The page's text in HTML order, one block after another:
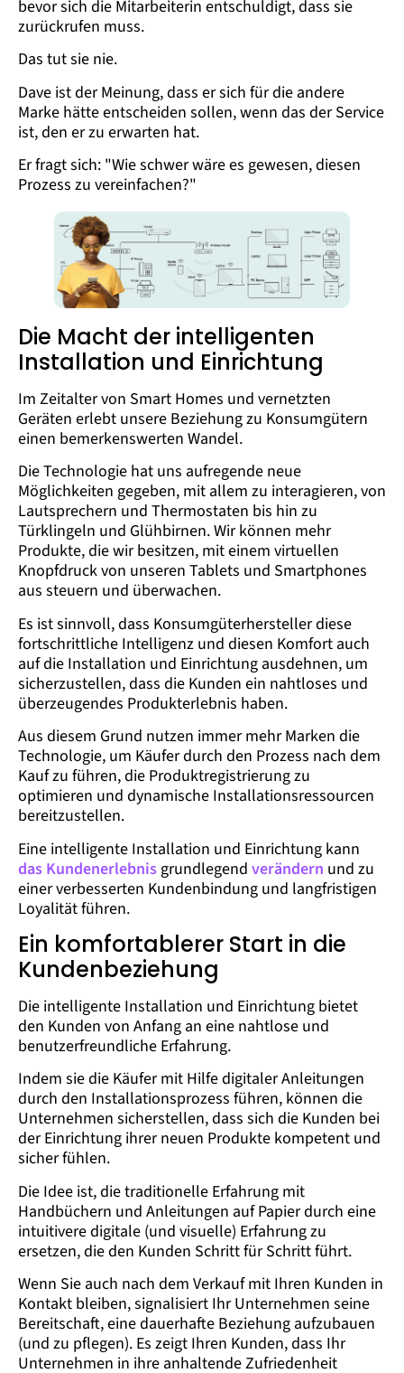
bevor sich die Mitarbeiterin entschuldigt, dass sie
zurückrufen muss.
Das tut sie nie.
Dave ist der Meinung, dass er sich für die andere
Marke hätte entscheiden sollen, wenn das der Service
ist, den er zu erwarten hat.
Er fragt sich: "Wie schwer wäre es gewesen, diesen
Prozess zu vereinfachen?"
Die Macht der intelligenten
Installation und Einrichtung
Im Zeitalter von Smart Homes und vernetzten
Geräten erlebt unsere Beziehung zu Konsumgütern
einen bemerkenswerten Wandel.
Die Technologie hat uns aufregende neue
Möglichkeiten gegeben, mit allem zu interagieren, von
Lautsprechern und Thermostaten bis hin zu
Türklingeln und Glühbirnen. Wir können mehr
Produkte, die wir besitzen, mit einem virtuellen
Knopfdruck von unseren Tablets und Smartphones
aus steuern und überwachen.
Es ist sinnvoll, dass Konsumgüterhersteller diese
fortschrittliche Intelligenz und diesen Komfort auch
auf die Installation und Einrichtung ausdehnen, um
sicherzustellen, dass die Kunden ein nahtloses und
überzeugendes Produkterlebnis haben.
Aus diesem Grund nutzen immer mehr Marken die
Technologie, um Käufer durch den Prozess nach dem
Kauf zu führen, die Produktregistrierung zu
optimieren und dynamische Installationsressourcen
bereitzustellen.
Eine intelligente Installation und Einrichtung kann
das Kundenerlebnis grundlegend verändern und zu
einer verbesserten Kundenbindung und langfristigen
Loyalität führen.
Ein komfortablerer Start in die
Kundenbeziehung
Die intelligente Installation und Einrichtung bietet
den Kunden von Anfang an eine nahtlose und
benutzerfreundliche Erfahrung.
Indem sie die Käufer mit Hilfe digitaler Anleitungen
durch den Installationsprozess führen, können die
Unternehmen sicherstellen, dass sich die Kunden bei
der Einrichtung ihrer neuen Produkte kompetent und
sicher fühlen.
Die Idee ist, die traditionelle Erfahrung mit
Handbüchern und Anleitungen auf Papier durch eine
intuitivere digitale (und visuelle) Erfahrung zu
ersetzen, die den Kunden Schritt für Schritt führt.
Wenn Sie auch nach dem Verkauf mit Ihren Kunden in
Kontakt bleiben, signalisiert Ihr Unternehmen seine
Bereitschaft, eine dauerhafte Beziehung aufzubauen
(und zu pflegen). Es zeigt Ihren Kunden, dass Ihr
Unternehmen in ihre anhaltende Zufriedenheit